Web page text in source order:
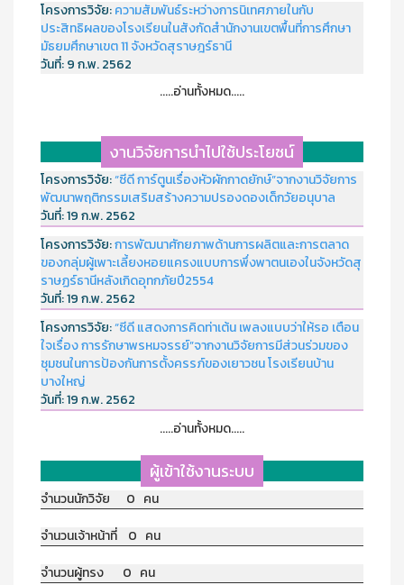
โครงการวิจัย:ความสัมพันธ์ระหว่างการนิเทศภายในกับ
ประสิทธิผลของโรงเรียนในสังกัดสำนักงานเขตพื้นที่การศึกษา
มัธยมศึกษาเขต 11 จังหวัดสุราษฎร์ธานี
วันที่:9 ก.พ. 2562
.....อ่านทั้งหมด.....
งานวิจัยการนำไปใช้ประโยชน์
โครงการวิจัย:“ซีดี การ์ตูนเรื่องหัวผักกาดยักษ์”จากงานวิจัยการ
พัฒนาพฤติกรรมเสริมสร้างความปรองดองเด็กวัยอนุบาล
วันที่:19 ก.พ. 2562
โครงการวิจัย:การพัฒนาศักยภาพด้านการผลิตและการตลาด
ของกลุ่มผู้เพาะเลี้ยงหอยแครงแบบการพึ่งพาตนเองในจังหวัดสุ
ราษฏร์ธานีหลังเกิดอุทกภัยปี2554
วันที่:19 ก.พ. 2562
โครงการวิจัย:“ซีดี แสดงการคิดท่าเต้น เพลงแบบว่าให้รอ เตือน
ใจเรื่อง การรักษาพรหมจรรย์”จากงานวิจัยการมีส่วนร่วมของ
ชุมชนในการป้องกันการตั้งครรภ์ของเยาวชน โรงเรียนบ้าน
บางใหญ่
วันที่:19 ก.พ. 2562
.....อ่านทั้งหมด.....
ผู้เข้าใช้งานระบบ
จำนวนนักวิจัย 0 คน
จำนวนเจ้าหน้าที่ 0 คน
จำนวนผู้ทรง 0 คน